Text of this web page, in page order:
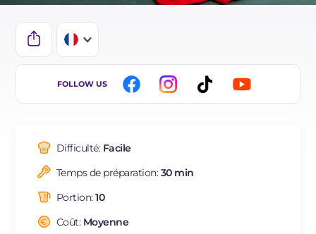
IT
ES
BR
NL
FOLLOW US
Difficulté: Facile
Temps de préparation:30 min
Portion:10
Coût: Moyenne